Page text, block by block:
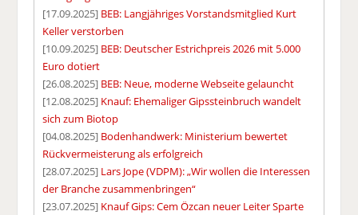
[17.09.2025] BEB: Langjähriges Vorstandsmitglied Kurt
Keller verstorben
[10.09.2025] BEB: Deutscher Estrichpreis 2026 mit 5.000
Euro dotiert
[26.08.2025] BEB: Neue, moderne Webseite gelauncht
[12.08.2025] Knauf: Ehemaliger Gipssteinbruch wandelt
sich zum Biotop
[04.08.2025] Bodenhandwerk: Ministerium bewertet
Rückvermeisterung als erfolgreich
[28.07.2025] Lars Jope (VDPM): „Wir wollen die Interessen
der Branche zusammenbringen“
[23.07.2025] Knauf Gips: Cem Özcan neuer Leiter Sparte